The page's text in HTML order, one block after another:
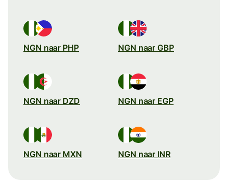
NGN naar PHP NGN naar GBP
NGN naar DZD NGN naar EGP
NGN naar MXN NGN naar INR